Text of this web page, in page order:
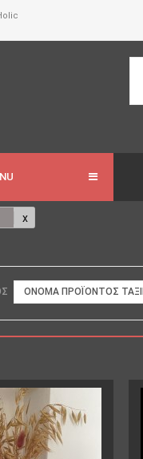
ΟΝΟΜΑ ΠΡΟΪΌΝΤΟΣ